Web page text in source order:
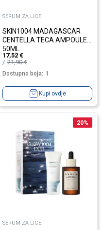
SERUM ZA LICE
SKIN1004 MADAGASCAR
CENTELLA TECA AMPOULE
50ML
17,52 €
21,90€
Dostupno boja: 1
Kupi ovdje
20%
SERUM ZA LICE